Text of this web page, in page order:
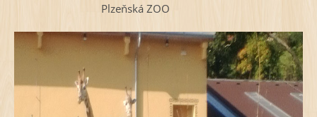
Plzeňská ZOO